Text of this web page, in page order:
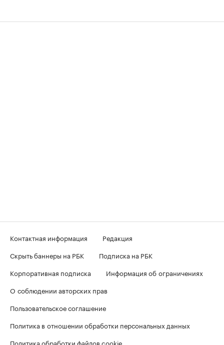
Контактная информация
Редакция
Скрыть баннеры на РБК
Подписка на РБК
Корпоративная подписка
Информация об ограничениях
О соблюдении авторских прав
Пользовательское соглашение
Политика в отношении обработки персональных данных
Политика обработки файлов cookie